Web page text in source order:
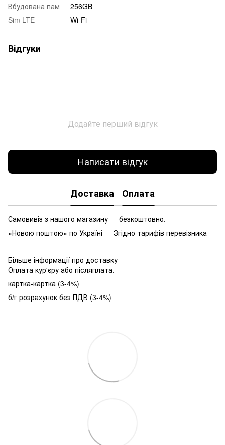
Вбудована пам
256GB
Sim LTE
Wi-Fi
Відгуки
Додайте перший відгук
Написати відгук
Доставка Оплата
Самовивіз з нашого магазину — безкоштовно.
«Новою поштою» по Україні — Згідно тарифів перевізника
Більше інформації про доставку
Оплата кур'єру або післяплата.
картка-картка (3-4%)
б/г розрахунок без ПДВ (3-4%)